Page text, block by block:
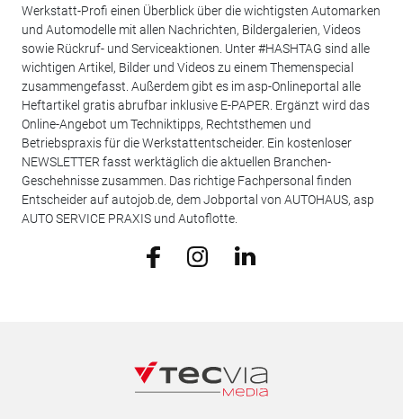
Werkstatt-Profi einen Überblick über die wichtigsten Automarken
und Automodelle mit allen Nachrichten, Bildergalerien, Videos
sowie Rückruf- und Serviceaktionen. Unter #HASHTAG sind alle
wichtigen Artikel, Bilder und Videos zu einem Themenspecial
zusammengefasst. Außerdem gibt es im asp-Onlineportal alle
Heftartikel gratis abrufbar inklusive E-PAPER. Ergänzt wird das
Online-Angebot um Techniktipps, Rechtsthemen und
Betriebspraxis für die Werkstattentscheider. Ein kostenloser
NEWSLETTER fasst werktäglich die aktuellen Branchen-
Geschehnisse zusammen. Das richtige Fachpersonal finden
Entscheider auf autojob.de, dem Jobportal von AUTOHAUS, asp
AUTO SERVICE PRAXIS und Autoflotte.